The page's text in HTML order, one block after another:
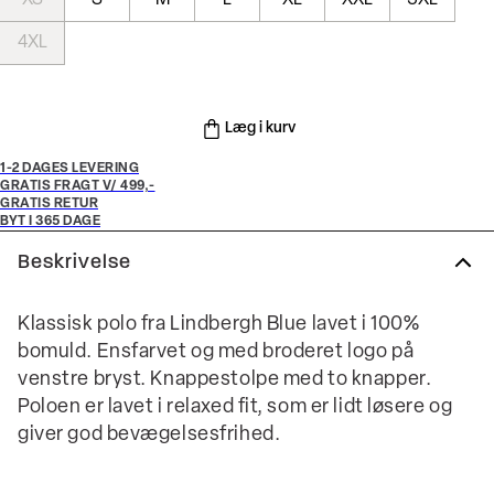
4XL
Læg i kurv
1-2 DAGES LEVERING
GRATIS FRAGT V/ 499,-
GRATIS RETUR
BYT I 365 DAGE
Beskrivelse
Klassisk polo fra Lindbergh Blue lavet i 100%
bomuld. Ensfarvet og med broderet logo på
venstre bryst. Knappestolpe med to knapper.
Poloen er lavet i relaxed fit, som er lidt løsere og
giver god bevægelsesfrihed.